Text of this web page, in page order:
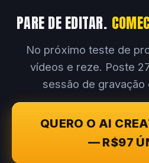
PARE DE EDITAR.
No próximo teste de
vídeos e reze. Poste
sessão de gravação
QUERO O AI
— R$97